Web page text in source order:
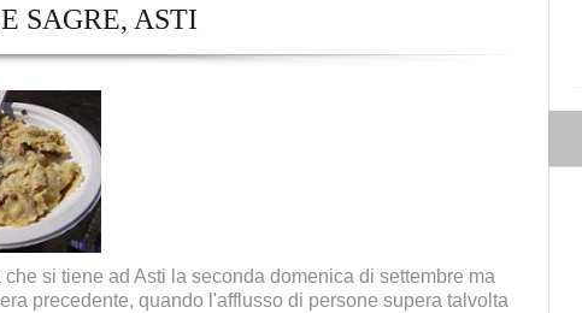
SAGRE, ASTI
si tiene ad Asti la seconda domenica di settembre ma
precedente, quando l'afflusso di persone supera talvolta